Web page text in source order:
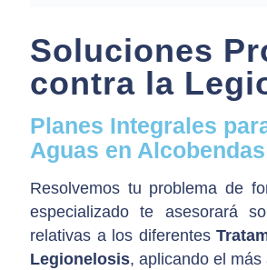
Soluciones
contra la
Planes Integrales
Aguas en Alcobendas
Resolvemos tu problema de
especializado te asesorará
relativas a los diferentes
Legionelosis, aplicando el